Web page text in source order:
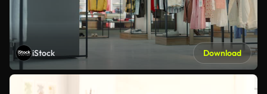
iStock Download